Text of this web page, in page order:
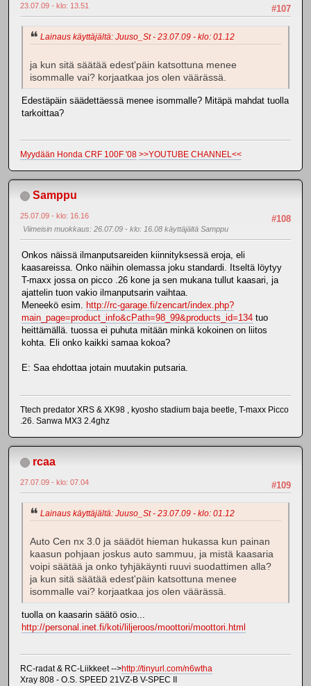
#107
23.07.09 - klo: 13.51
Lainaus käyttäjältä: Juuso_St - 23.07.09 - klo: 01.12
ja kun sitä säätää edest'päin katsottuna menee
isommalle vai? korjaatkaa jos olen väärässä.
Edestäpäin säädettäessä menee isommalle? Mitäpä mahdat tuolla
tarkoittaa?
Myydään Honda CRF 100F '08 >>YOUTUBE CHANNEL<<
Samppu
#108
25.07.09 - klo: 16.16
Viimeisin muokkaus: 26.07.09 - klo: 16.08 käyttäjältä Samppu
Onkos näissä ilmanputsareiden kiinnityksessä eroja, eli
kaasareissa. Onko näihin olemassa joku standardi. Itseltä löytyy
T-maxx jossa on picco .26 kone ja sen mukana tullut kaasari, ja
ajattelin tuon vakio ilmanputsarin vaihtaa.
Meneekö esim. http://rc-garage.fi/zencart/index.php?
main_page=product_info&cPath=98_99&products_id=134 tuo
heittämällä. tuossa ei puhuta mitään minkä kokoinen on liitos
kohta. Eli onko kaikki samaa kokoa?
E: Saa ehdottaa jotain muutakin putsaria.
Ttech predator XRS & XK98 , kyosho stadium baja beetle, T-maxx Picco
.26. Sanwa MX3 2.4ghz
rcaa
#109
27.07.09 - klo: 07.04
Lainaus käyttäjältä: Juuso_St - 23.07.09 - klo: 01.12
Auto Cen nx 3.0 ja säädöt hieman hukassa kun painan
kaasun pohjaan joskus auto sammuu, ja mistä kaasaria
voipi säätää ja onko tyhjäkäynti ruuvi suodattimen alla?
ja kun sitä säätää edest'päin katsottuna menee
isommalle vai? korjaatkaa jos olen väärässä.
tuolla on kaasarin säätö osio...
http://personal.inet.fi/koti/liljeroos/moottori/moottori.html
RC-radat & RC-Liikkeet -->http://tinyurl.com/n6wtha
Xray 808 - O.S. SPEED 21VZ-B V-SPEC II